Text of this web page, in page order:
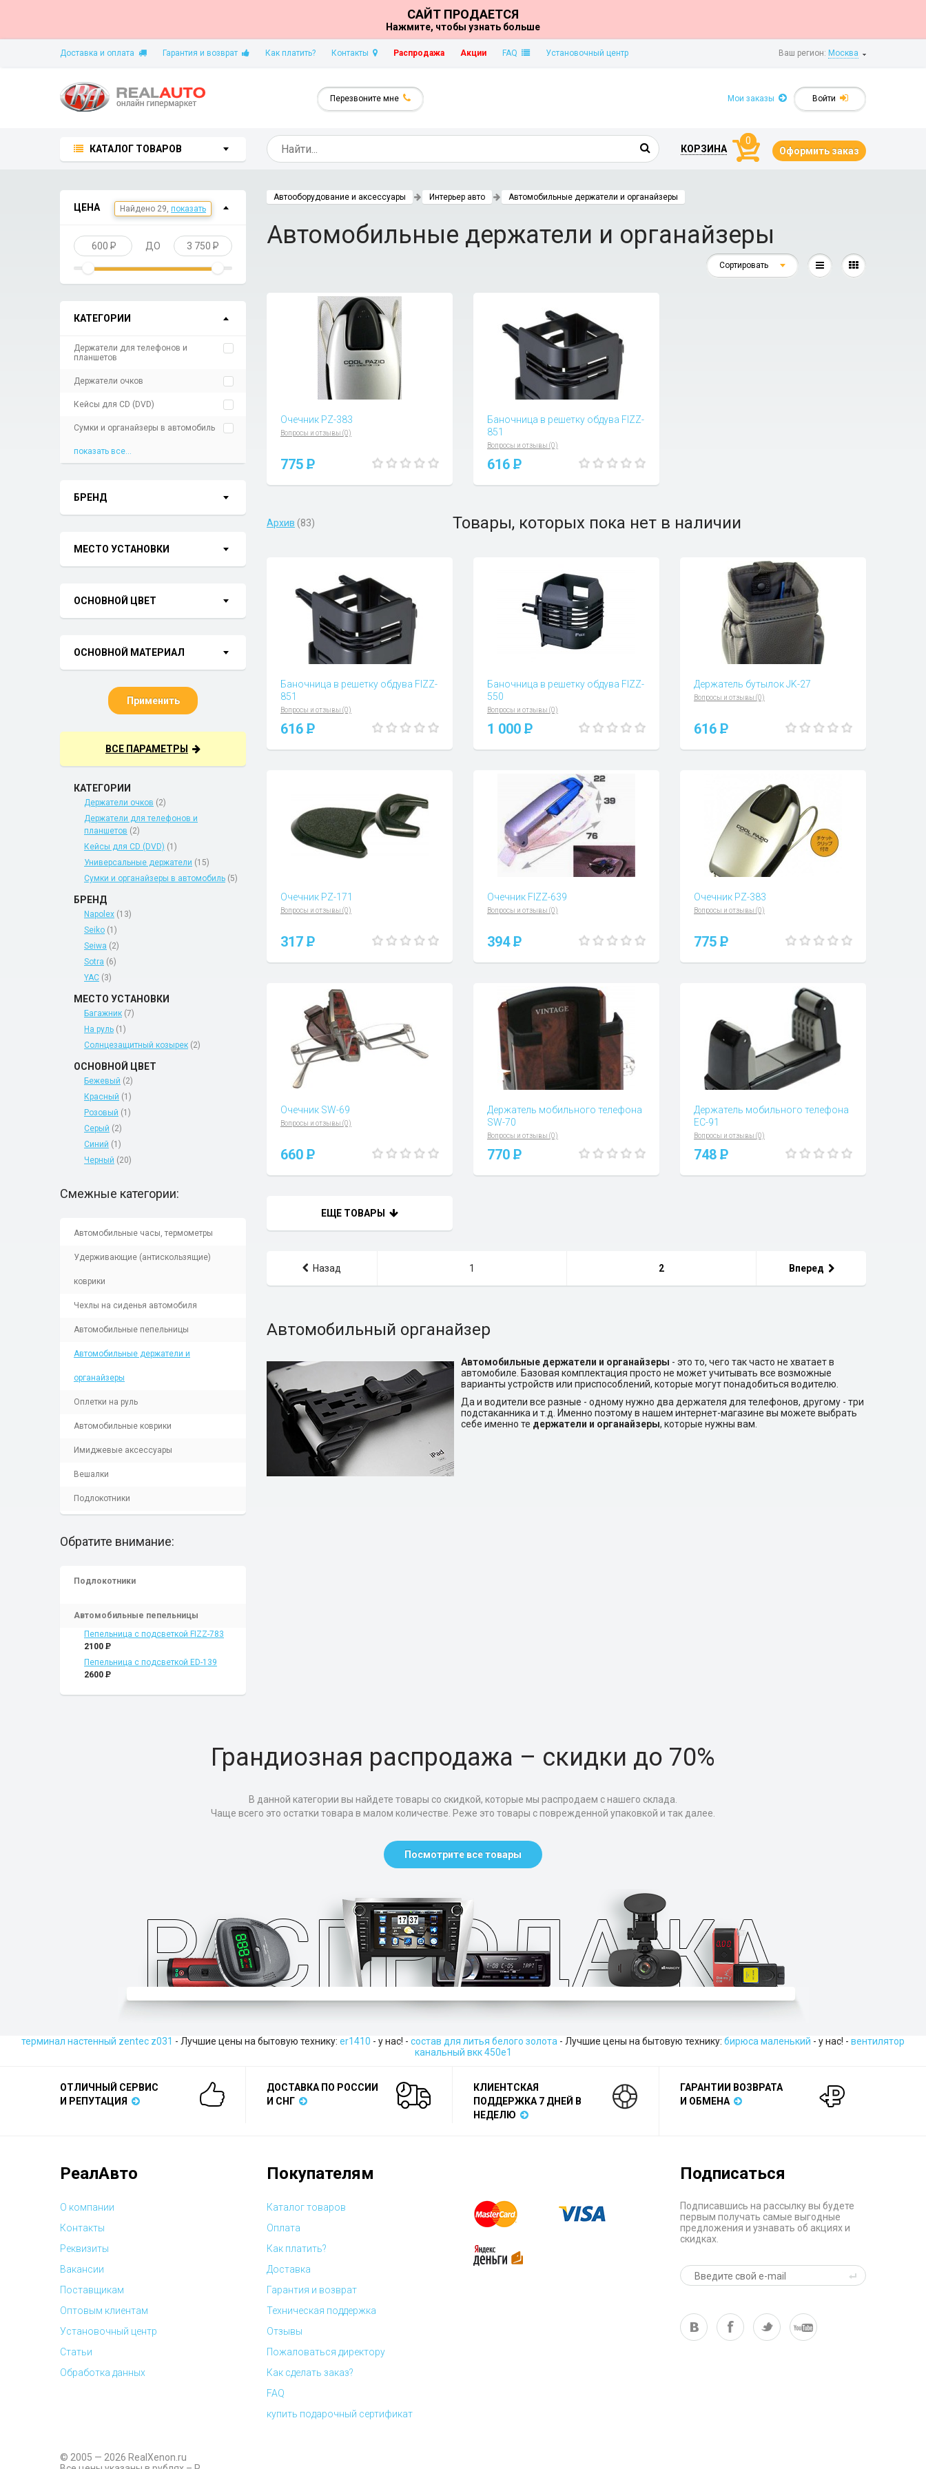
САЙТ ПРОДАЕТСЯ
Нажмите, чтобы узнать больше
Ваш регион: Москва
Доставка и оплата Гарантия и возврат Как платить? Контакты Распродажа Акции FAQ Установочный центр
Перезвоните мне Войти
Мои заказы
КАТАЛОГ ТОВАРОВ КОРЗИНА
0
Оформить заказ
ЦЕНА
600 P ДО 3 750 P
КАТЕГОРИИ
Держатели для телефонов и
планшетов
Держатели очков
Кейсы для CD (DVD)
Сумки и органайзеры в автомобиль
показать все...
БРЕНД
МЕСТО УСТАНОВКИ
ОСНОВНОЙ ЦВЕТ
ОСНОВНОЙ МАТЕРИАЛ
Применить
ВСЕ ПАРАМЕТРЫ
КАТЕГОРИИ
Держатели очков (2)
Держатели для телефонов и
планшетов (2)
Кейсы для CD (DVD) (1)
Универсальные держатели (15)
Сумки и органайзеры в автомобиль (5)
БРЕНД
Napolex (13)
Seiko (1)
Seiwa (2)
Sotra (6)
YAC (3)
МЕСТО УСТАНОВКИ
Багажник (7)
На руль (1)
Солнцезащитный козырек (2)
ОСНОВНОЙ ЦВЕТ
Бежевый (2)
Красный (1)
Розовый (1)
Серый (2)
Синий (1)
Черный (20)
Смежные категории:
Автомобильные часы, термометры
Удерживающие (антискользящие)
коврики
Чехлы на сиденья автомобиля
Автомобильные пепельницы
Автомобильные держатели и
органайзеры
Оплетки на руль
Автомобильные коврики
Имиджевые аксессуары
Вешалки
Подлокотники
Обратите внимание:
Подлокотники
Автомобильные пепельницы
Пепельница с подсветкой FIZZ-783
2100 P
Пепельница с подсветкой ED-139
2600 P
Автооборудование и аксессуары Интерьер авто Автомобильные держатели и органайзеры
Автомобильные держатели и органайзеры
Сортировать
Очечник PZ-383
Вопросы и отзывы (0)
775 P
Баночница в решетку обдува FIZZ-
851
Вопросы и отзывы (0)
616 P
Архив (83) Товары, которых пока нет в наличии
Баночница в решетку обдува FIZZ-
851
Вопросы и отзывы (0)
616 P
Баночница в решетку обдува FIZZ-
550
Вопросы и отзывы (0)
1 000 P
Держатель бутылок JK-27
Вопросы и отзывы (0)
616 P
Очечник PZ-171
Вопросы и отзывы (0)
317 P
Очечник FIZZ-639
Вопросы и отзывы (0)
394P
Очечник PZ-383
Вопросы и отзывы (0)
775 P
Очечник SW-69
Вопросы и отзывы (0)
660 P
Держатель мобильного телефона
SW-70
Вопросы и отзывы (0)
770 P
Держатель мобильного телефона
EC-91
Вопросы и отзывы (0)
748 P
ЕЩЕ ТОВАРЫ
Назад 1 2 Вперед
Автомобильный органайзер
Автомобильные держатели и органайзеры - это то, чего так часто не хватает в
автомобиле. Базовая комплектация просто не может учитывать все возможные
варианты устройств или приспособлений, которые могут понадобиться водителю.
Да и водители все разные - одному нужно два держателя для телефонов, другому - три
подстаканника и т.д. Именно поэтому в нашем интернет-магазине вы можете выбрать
себе именно те держатели и органайзеры, которые нужны вам.
Грандиозная распродажа – скидки до 70%
В данной категории вы найдете товары со скидкой, которые мы распродаем с нашего склада.
Чаще всего это остатки товара в малом количестве. Реже это товары с поврежденной упаковкой и так далее.
Посмотрите все товары
терминал настенный zentec z031 - Лучшие цены на бытовую технику: er1410 - у нас! - состав для литья белого золота - Лучшие цены на бытовую технику: бирюса маленький - у нас! - вентилятор
канальный вкк 450е1
ОТЛИЧНЫЙ СЕРВИС
И РЕПУТАЦИЯ
ДОСТАВКА ПО РОССИИ
И СНГ
КЛИЕНТСКАЯ
ПОДДЕРЖКА 7 ДНЕЙ В
НЕДЕЛЮ
ГАРАНТИИ ВОЗВРАТА
И ОБМЕНА
РеалАвто
О компании
Контакты
Реквизиты
Вакансии
Поставщикам
Оптовым клиентам
Установочный центр
Статьи
Обработка данных
Покупателям
Каталог товаров
Оплата
Как платить?
Доставка
Гарантия и возврат
Техническая поддержка
Отзывы
Пожаловаться директору
Как сделать заказ?
FAQ
купить подарочный сертификат
Подписаться
Подписавшись на рассылку вы будете
первым получать самые выгодные
предложения и узнавать об акциях и
скидках.
© 2005 — 2026 RealXenon.ru